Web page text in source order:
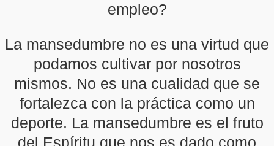
empleo?
La mansedumbre no es una virtud que
podamos cultivar por nosotros
mismos. No es una cualidad que se
fortalezca con la práctica como un
deporte. La mansedumbre es el fruto
del Espíritu que nos es dado como